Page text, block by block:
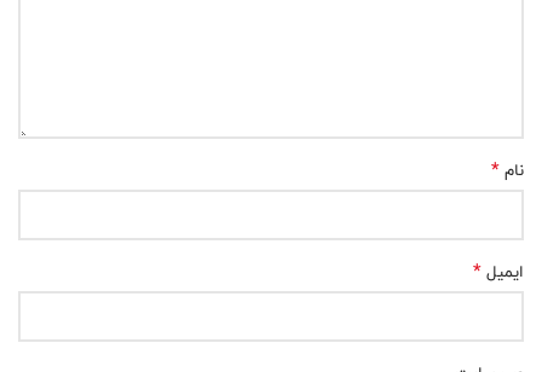
نام*
ایمیل*